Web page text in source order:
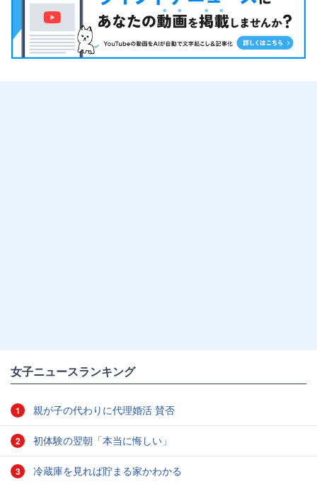
女子ニュースランキング
1 親が子の代わりに代理婚活 賛否
2 初体験の翌朝「本当に悔しい」
3 冷蔵庫を見れば貯まる家かわかる